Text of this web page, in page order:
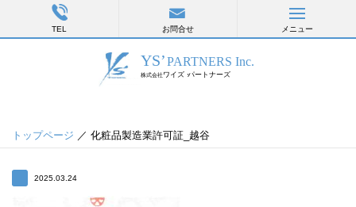
TEL お問合せ メニュー
トップページ ／ 化粧品製造業許可証_越谷
2025.03.24